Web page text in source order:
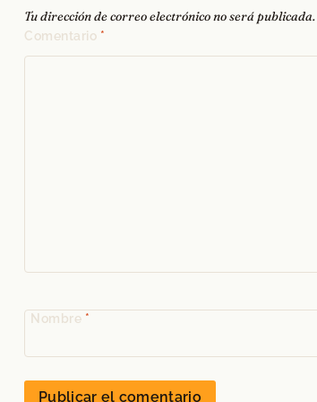
Tu dirección de correo electrónico no será publicada.
Comentario *
Nombre *